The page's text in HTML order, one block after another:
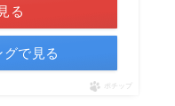
る
で見る
ポチップ